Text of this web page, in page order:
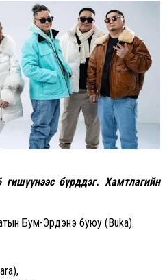
бүрддэг. Хамтлагийн
Бум-Эрдэнэ буюу (Buka).